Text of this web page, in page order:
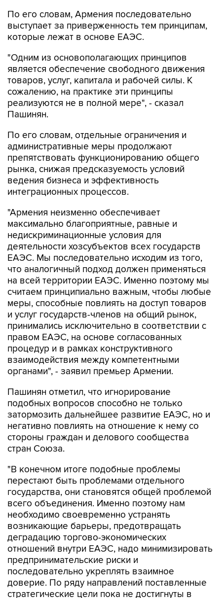
По его словам, Армения последовательно
выступает за приверженность тем принципам,
которые лежат в основе ЕАЭС.
"Одним из основополагающих принципов
является обеспечение свободного движения
товаров, услуг, капитала и рабочей силы. К
сожалению, на практике эти принципы
реализуются не в полной мере", - сказал
Пашинян.
По его словам, отдельные ограничения и
административные меры продолжают
препятствовать функционированию общего
рынка, снижая предсказуемость условий
ведения бизнеса и эффективность
интеграционных процессов.
"Армения неизменно обеспечивает
максимально благоприятные, равные и
недискриминационные условия для
деятельности хозсубъектов всех государств
ЕАЭС. Мы последовательно исходим из того,
что аналогичный подход должен применяться
на всей территории ЕАЭС. Именно поэтому мы
считаем принципиально важным, чтобы любые
меры, способные повлиять на доступ товаров
и услуг государств-членов на общий рынок,
принимались исключительно в соответствии с
правом ЕАЭС, на основе согласованных
процедур и в рамках конструктивного
взаимодействия между компетентными
органами", - заявил премьер Армении.
Пашинян отметил, что игнорирование
подобных вопросов способно не только
затормозить дальнейшее развитие ЕАЭС, но и
негативно повлиять на отношение к нему со
стороны граждан и делового сообщества
стран Союза.
"В конечном итоге подобные проблемы
перестают быть проблемами отдельного
государства, они становятся общей проблемой
всего объединения. Именно поэтому нам
необходимо своевременно устранять
возникающие барьеры, предотвращать
деградацию торгово-экономических
отношений внутри ЕАЭС, надо минимизировать
предпринимательские риски и
последовательно укреплять взаимное
доверие. По ряду направлений поставленные
стратегические цели пока не достигнуты в